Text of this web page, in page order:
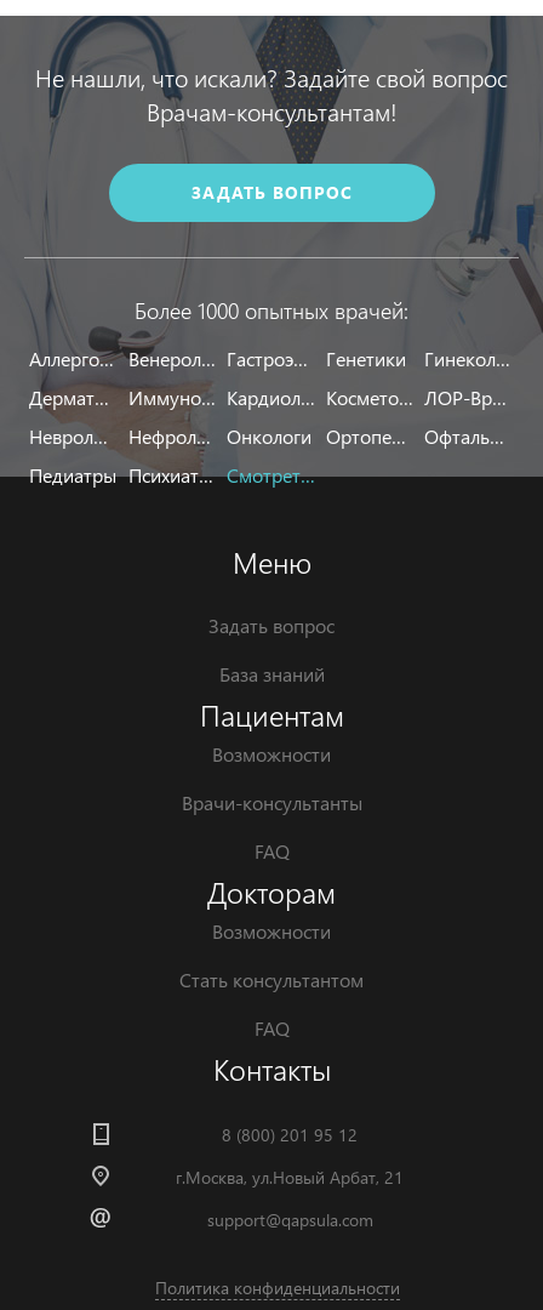
Не нашли, что искали? Задайте свой вопрос
Врачам-консультантам!
ЗАДАТЬ ВОПРОС
Более 1000 опытных врачей:
Аллергологи Венерологи Гастроэнтерологи Генетики
Гинекологи
Дерматологи
Иммунологи Кардиологи Косметологи
ЛОР-Врачи
Неврологи
Нефрологи Онкологи Ортопеды
Офтальмологи
Педиатры
Психиатры Смотреть все
Меню
Задать вопрос
База знаний
Пациентам
Возможности
Врачи-консультанты
FAQ
Докторам
Возможности
Стать консультантом
FAQ
Контакты
8 (800) 201 95 12
г.Москва, ул.Новый Арбат, 21
support@qapsula.com
Политика конфиденциальности